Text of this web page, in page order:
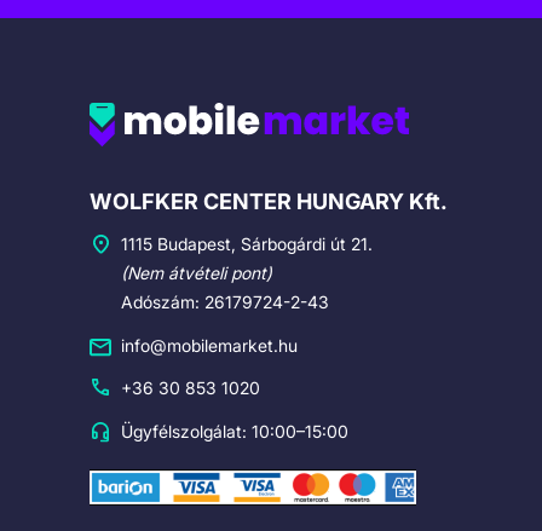
Cégadatok
WOLFKER CENTER HUNGARY Kft.
1115 Budapest, Sárbogárdi út 21.
(Nem átvételi pont)
Adószám: 26179724-2-43
info@mobilemarket.hu
+36 30 853 1020
Ügyfélszolgálat: 10:00–15:00